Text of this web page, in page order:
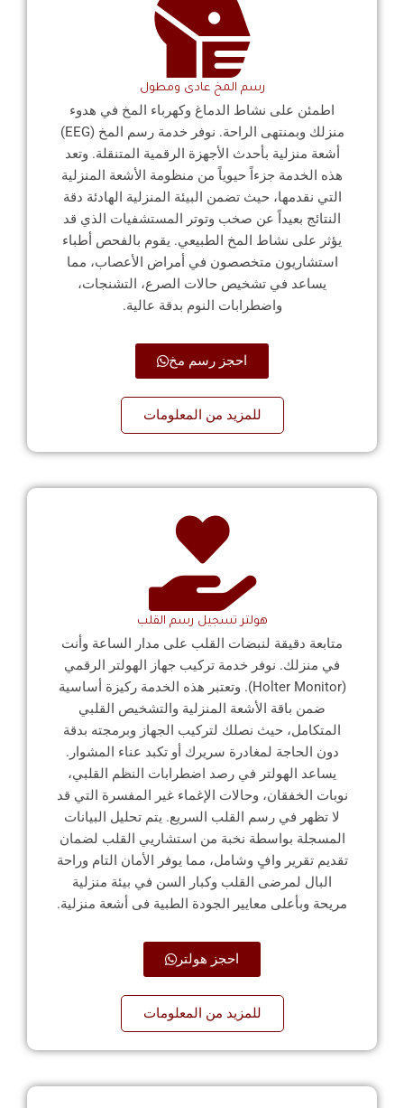
رسم المخ عادى ومطول
اطمئن على نشاط الدماغ وكهرباء المخ في هدوء
منزلك وبمنتهى الراحة. نوفر خدمة رسم المخ (EEG)
أشعة منزلية بأحدث الأجهزة الرقمية المتنقلة. وتعد
هذه الخدمة جزءاً حيوياً من منظومة الأشعة المنزلية
التي نقدمها، حيث تضمن البيئة المنزلية الهادئة دقة
النتائج بعيداً عن صخب وتوتر المستشفيات الذي قد
يؤثر على نشاط المخ الطبيعي. يقوم بالفحص أطباء
استشاريون متخصصون في أمراض الأعصاب، مما
يساعد في تشخيص حالات الصرع، التشنجات،
واضطرابات النوم بدقة عالية.
احجز رسم مخ
للمزيد من المعلومات
هولتر تسجيل رسم القلب
متابعة دقيقة لنبضات القلب على مدار الساعة وأنت
في منزلك. نوفر خدمة تركيب جهاز الهولتر الرقمي
(Holter Monitor). وتعتبر هذه الخدمة ركيزة أساسية
ضمن باقة الأشعة المنزلية والتشخيص القلبي
المتكامل، حيث نصلك لتركيب الجهاز وبرمجته بدقة
دون الحاجة لمغادرة سريرك أو تكبد عناء المشوار.
يساعد الهولتر في رصد اضطرابات النظم القلبي،
نوبات الخفقان، وحالات الإغماء غير المفسرة التي قد
لا تظهر في رسم القلب السريع. يتم تحليل البيانات
المسجلة بواسطة نخبة من استشاريي القلب لضمان
تقديم تقرير وافٍ وشامل، مما يوفر الأمان التام وراحة
البال لمرضى القلب وكبار السن في بيئة منزلية
مريحة وبأعلى معايير الجودة الطبية فى أشعة منزلية.
احجز هولتر
للمزيد من المعلومات